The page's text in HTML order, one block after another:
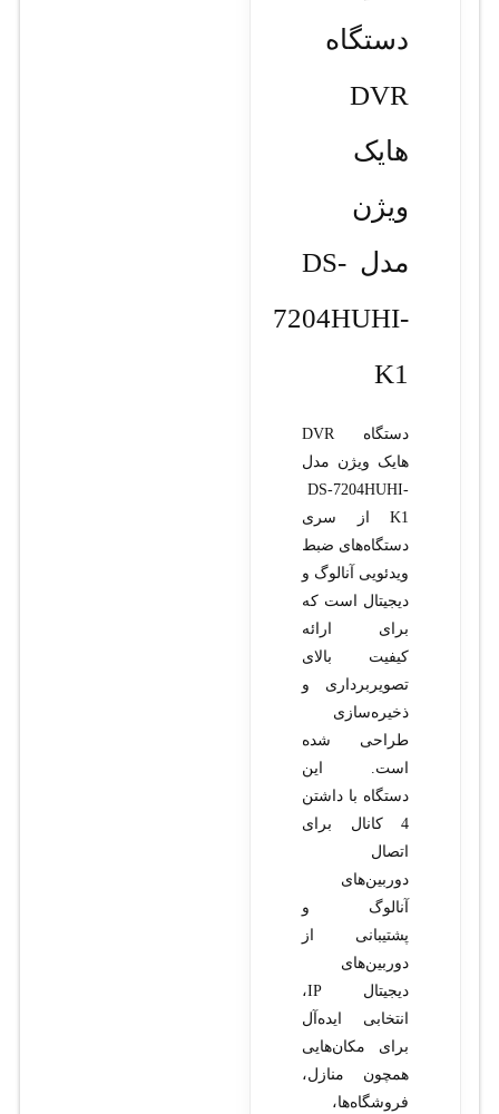
دستگاه
DVR
هایک
ویژن
مدل DS-
7204HUHI-
K1
دستگاه DVR
هایک ویژن مدل
DS-7204HUHI-
K1 از سری
دستگاه‌های ضبط
ویدئویی آنالوگ و
دیجیتال است که
برای ارائه
کیفیت بالای
تصویربرداری و
ذخیره‌سازی
طراحی شده
است. این
دستگاه با داشتن
4 کانال برای
اتصال
دوربین‌های
آنالوگ و
پشتیبانی از
دوربین‌های
دیجیتال IP،
انتخابی ایده‌آل
برای مکان‌هایی
همچون منازل،
فروشگاه‌ها،